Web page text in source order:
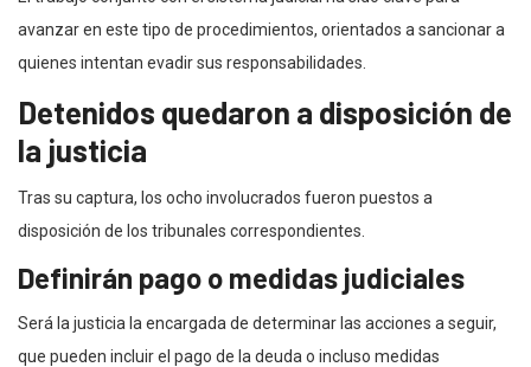
avanzar en este tipo de procedimientos, orientados a sancionar a
quienes intentan evadir sus responsabilidades.
Detenidos quedaron a disposición de
la justicia
Tras su captura, los ocho involucrados fueron puestos a
disposición de los tribunales correspondientes.
Definirán pago o medidas judiciales
Será la justicia la encargada de determinar las acciones a seguir,
que pueden incluir el pago de la deuda o incluso medidas